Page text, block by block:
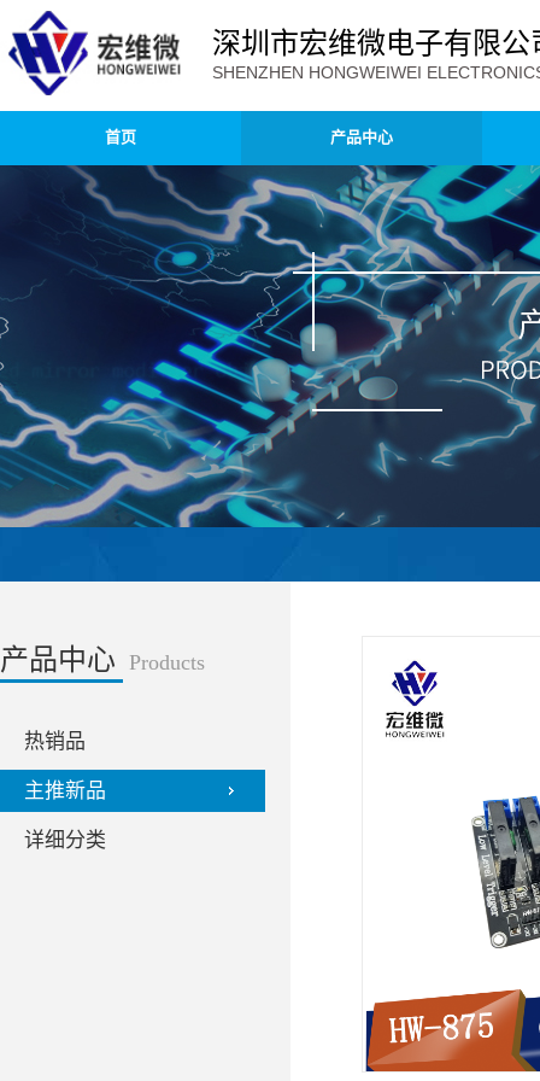
深圳市宏维微电子有限公
SHENZHEN HONGWEIWEI
首页 产品中心
产品中心 Products
热销品
主推新品
详细分类